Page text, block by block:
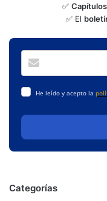
✅
✅ El
He leído y acepto la
Categorías